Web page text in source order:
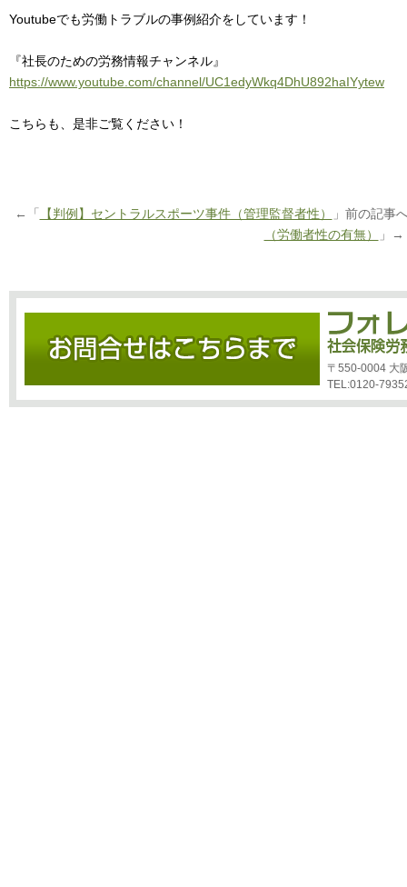
Youtubeでも労働トラブルの事例紹介をしています！
『社長のための労務情報チャンネル』
https://www.youtube.com/channel/UC1edyWkq4DhU892haIYytew
こちらも、是非ご覧ください！
←「 【判例】セントラルスポーツ事件（管理監督者性）
」前の記
（労働者性の有無）
」→
〒550-0004 大
TEL:0120-